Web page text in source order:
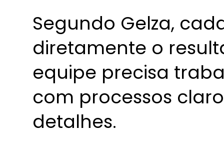
Segundo Gelza,
diretamente o
equipe precisa
com processos
detalhes.